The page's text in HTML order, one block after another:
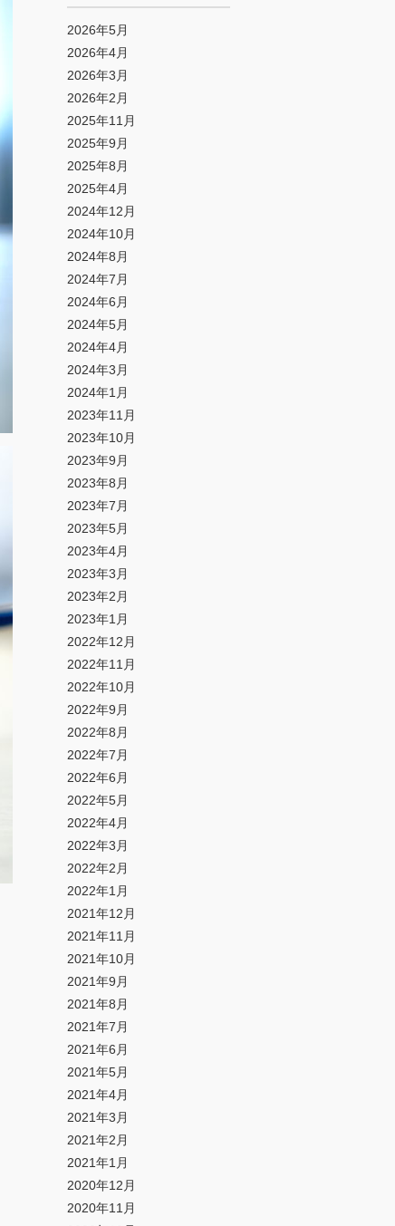
2026年5月
2026年4月
2026年3月
2026年2月
2025年11月
2025年9月
2025年8月
2025年4月
2024年12月
2024年10月
2024年8月
2024年7月
2024年6月
2024年5月
2024年4月
2024年3月
2024年1月
2023年11月
2023年10月
2023年9月
2023年8月
2023年7月
2023年5月
2023年4月
2023年3月
2023年2月
2023年1月
2022年12月
2022年11月
2022年10月
2022年9月
2022年8月
2022年7月
2022年6月
2022年5月
2022年4月
2022年3月
2022年2月
2022年1月
2021年12月
2021年11月
2021年10月
2021年9月
2021年8月
2021年7月
2021年6月
2021年5月
2021年4月
2021年3月
2021年2月
2021年1月
2020年12月
2020年11月